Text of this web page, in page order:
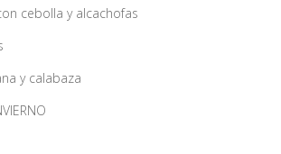
cebolla y alcachofas
y calabaza